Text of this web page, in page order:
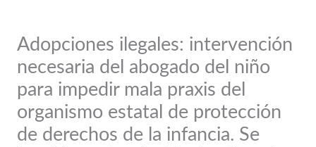
Adopciones ilegales: intervención
necesaria del abogado del niño
para impedir mala praxis del
organismo estatal de protección
de derechos de la infancia. Se